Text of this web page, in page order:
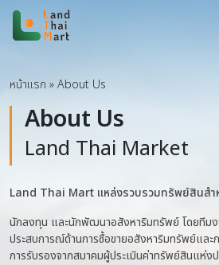
หน้าแรก »About Us
About Us
Land Thai Market
Land Thai Mart แหล่งรวบรวมทรัพย์สินสำ
นักลงทุน และนักพัฒนาอสังหาริมทรัพย์ โดยทีมง
ประสบการณ์ด้านการซื้อขายอสังหาริมทรัพย์และ
การรับรองจากสมาคมผู้ประเมินค่าทรัพย์สินแห่งป